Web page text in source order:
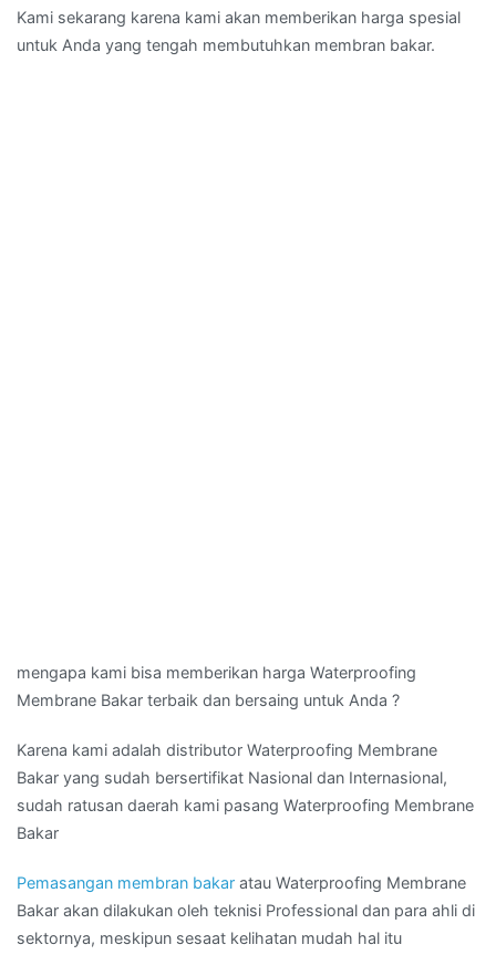
Kami sekarang karena kami akan memberikan harga spesial
untuk Anda yang tengah membutuhkan membran bakar.
mengapa kami bisa memberikan harga Waterproofing
Membrane Bakar terbaik dan bersaing untuk Anda ?
Karena kami adalah distributor Waterproofing Membrane
Bakar yang sudah bersertifikat Nasional dan Internasional,
sudah ratusan daerah kami pasang Waterproofing Membrane
Bakar
Pemasangan membran bakar atau Waterproofing Membrane
Bakar akan dilakukan oleh teknisi Professional dan para ahli di
sektornya, meskipun sesaat kelihatan mudah hal itu